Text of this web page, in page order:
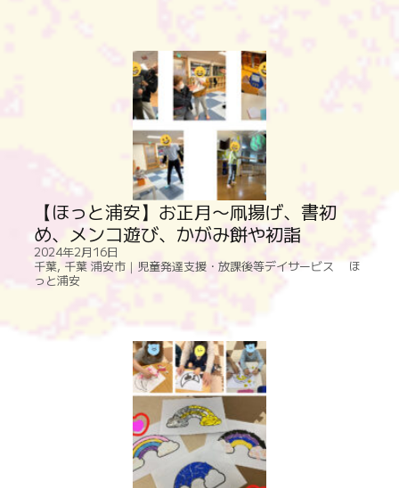
【ほっと浦安】お正月〜凧揚げ、書初
め、メンコ遊び、かがみ餅や初詣
2024年2月16日
千葉, 千葉 浦安市｜児童発達支援・放課後等デイサービス ほ
っと浦安